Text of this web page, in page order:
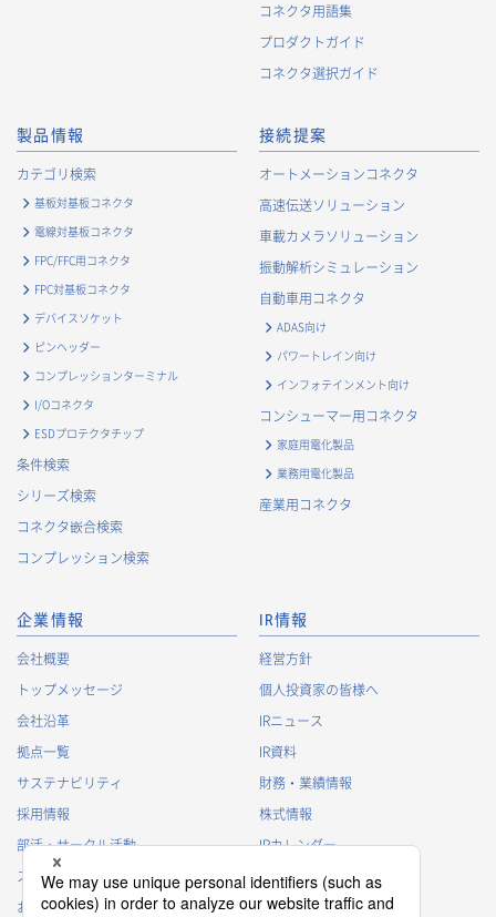
お客様に対する当社製品のご案内のため
お客様に対するキャンペーン、イベント開催案内等の情報
等、お客様へのサービス向上のため
・
お客様の情報管理のため
・
お客様との取引の進捗状況を管理するため
・
お客様に対してアンケートを実施するため
・
お客様からのお問合せに対して対応するため
・
マーケティング調査及び分析のため
お取引先および業務上関係する他社・団体・官公庁の方に関す
る個人情報
・
お問い合わせ対応、商談、打合せ等業務上必要な対応およ
・
契約の履行または事業上必要な取引先情報の管理のため
・
当社事業および取引に関するアンケート調査等への協力依
・
官公庁・各種業界団体等への報告・届出のため
採用応募者に関する個人情報
・
採用選考のため
・
当社における採用業務管理のため
・
その他、法令の定め、または法的権限のある当局の法令に
基づく命令・指導等に従った対応
退職者から取得した個人情報
・
退職後の連絡
・
その他、法令の定め、または法的権限のある当局の法令に
基づく命令・指導等に従った対応
コネクタ用語集
プロダクトガイド
コネクタ選択ガイド
製品情報
カテゴリ検索
基板対基板コネクタ
電線対基板コネクタ
FPC/FFC用コネクタ
FPC対基板コネクタ
デバイスソケット
ピンヘッダー
コンプレッションターミナル
I/Oコネクタ
ESDプロテクタチップ
条件検索
シリーズ検索
コネクタ嵌合検索
コンプレッション検索
接続提案
オートメーションコネクタ
高速伝送ソリューション
車載カメラソリューション
振動解析シミュレーション
自動車用コネクタ
ADAS向け
パワートレイン向け
インフォテインメント向け
コンシューマー用コネクタ
家庭用電化製品
業務用電化製品
産業用コネクタ
企業情報
会社概要
トップメッセージ
会社沿革
拠点一覧
サステナビリティ
採用情報
部活・サークル活動
スポンサー活動
お問い合わせ
IR情報
経営方針
個人投資家の皆様へ
IRニュース
IR資料
財務・業績情報
株式情報
IRカレンダー
IRに関するよくあるご質問
IRポリシー